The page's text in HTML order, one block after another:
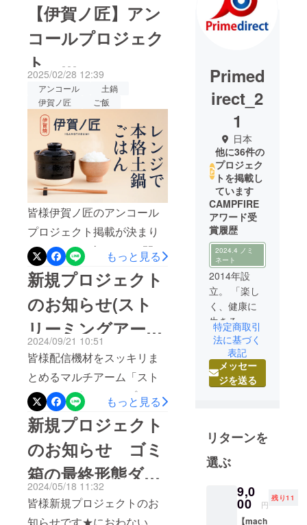
【伊賀ノ匠】アン
コールプロジェク
ト
3/1(土)10:00 開
始します★
2025/02/28 12:39
アンコール
土鍋
伊賀ノ匠
ご飯
皆様伊賀ノ匠のアンコール
プロジェクト掲載が決まり
ました！3/1(土)10:00 開始
です。今回、沢山の方から
もう１度掲載してほしいと
いうアンコールをいただい
た事で掲載が決定しまし
た。ありがとうございまし
た。機関中、特別価格での
ご案内になりますので、ま
だ購入されていない方はも
ちろん、すでに購入をされ
た方のリピートも是非ご検
討ください。ページをお気
に入り登録いただければ、
公開情報が届きます★事前
にチェックをお願いしま
もっと見る
新規プロジェクト
のお知らせ(スト
リーミングアー
ム)
2024/09/21 10:51
皆様配信機材をスッキリま
とめるマルチアーム「スト
リーミングアーム」プロ
ジェクトが開始しました！
これまで、ありそうでな
かった配信者のための役立
ちツールです！ぜひ、ご覧
ください★CAMPFIREプロ
ジェクトページはコチラ
もっと見る
新規プロジェクト
のお知らせ ゴミ
箱の最終形態ダス
トボックスNONN
2024/05/18 11:32
皆様新規プロジェクトのお
知らせです★におわない、
Primed
irect_2
1
日本
他に36件の
プロジェク
トを掲載し
ています
CAMPFIRE
アワード受
賞履歴
2024.4 ノミ
ネート
2014年設
立。 「楽し
く、健康に
生きる」を
応援する、
という信念
のもと、自
社で一貫し
ビ通販をメ
インに商品
をご紹介し
ておりま
す。 東証上
場のアイケ
特定商取引
法に基づく
表記
メッセー
ジを送る
リターンを
選ぶ
9,0
00 円
残り11
【mach